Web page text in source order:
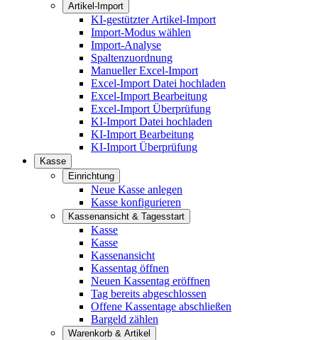
Artikel-Import
KI-gestützter Artikel-Import
Import-Modus wählen
Import-Analyse
Spaltenzuordnung
Manueller Excel-Import
Excel-Import Datei hochladen
Excel-Import Bearbeitung
Excel-Import Überprüfung
KI-Import Datei hochladen
KI-Import Bearbeitung
KI-Import Überprüfung
Kasse
Einrichtung
Neue Kasse anlegen
Kasse konfigurieren
Kassenansicht & Tagesstart
Kasse
Kasse
Kassenansicht
Kassentag öffnen
Neuen Kassentag eröffnen
Tag bereits abgeschlossen
Offene Kassentage abschließen
Bargeld zählen
Warenkorb & Artikel